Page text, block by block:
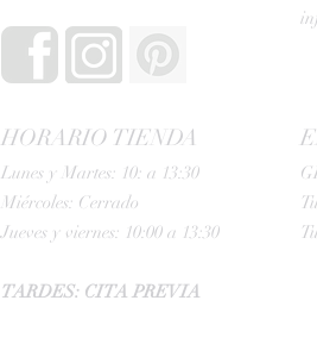
HORARIO TIENDA
Lunes y Martes: 10: a 13:30
Miércoles: Cerrado
Jueves y viernes: 10:00 a 13:30
TARDES: CITA PREVIA